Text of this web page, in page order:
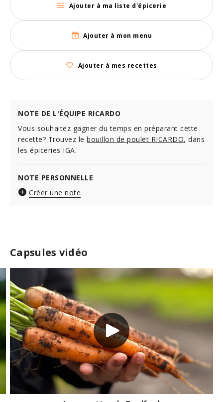
Capsules vidéo
Ajouter à ma liste d'épicerie
Ajouter à mon menu
Ajouter à mes recettes
NOTE DE L'ÉQUIPE RICARDO
Vous souhaitez gagner du temps en préparant cette
recette? Trouvez le bouillon de poulet RICARDO, dans
les épiceries IGA.
NOTE PERSONNELLE
Créer une note